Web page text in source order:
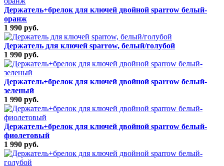
Держатель+брелок для ключей двойной sparrow белый-
оранж
1 990 руб.
Держатель для ключей sparrow, белый/голубой
1 990 руб.
Держатель+брелок для ключей двойной sparrow белый-
зеленый
1 990 руб.
Держатель+брелок для ключей двойной sparrow белый-
фиолетовый
1 990 руб.